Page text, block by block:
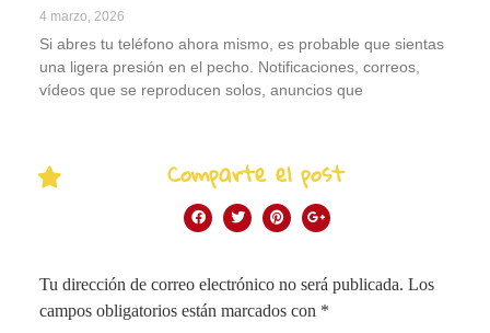
4 marzo, 2026
Si abres tu teléfono ahora mismo, es probable que sientas
una ligera presión en el pecho. Notificaciones, correos,
vídeos que se reproducen solos, anuncios que
Comparte el post
Tu dirección de correo electrónico no será publicada. Los
campos obligatorios están marcados con *